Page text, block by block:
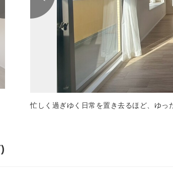
忙しく過ぎゆく日常を置き去るほど、ゆっ